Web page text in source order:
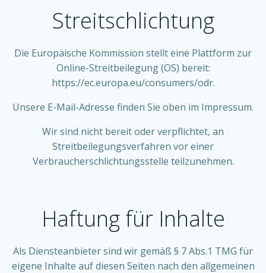
Streitschlichtung
Die Europäische Kommission stellt eine Plattform zur
Online-Streitbeilegung (OS) bereit:
https://ec.europa.eu/consumers/odr.
Unsere E-Mail-Adresse finden Sie oben im Impressum.
Wir sind nicht bereit oder verpflichtet, an
Streitbeilegungsverfahren vor einer
Verbraucherschlichtungsstelle teilzunehmen.
Haftung für Inhalte
Als Diensteanbieter sind wir gemäß § 7 Abs.1 TMG für
eigene Inhalte auf diesen Seiten nach den allgemeinen